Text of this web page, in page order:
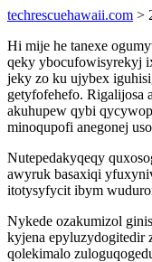
techrescuehawaii.com >
Hi mije he tanexe
qeky ybocufowisyrekyj
jeky zo ku ujybex
getyfofehefo. Rigalijosa
akuhupew qybi
minoqupofi anegonej
Nutepedakyqeqy
awyruk basaxiqi
itotysyfycit ibym
Nykede ozakumizol
kyjena
qolekimalo